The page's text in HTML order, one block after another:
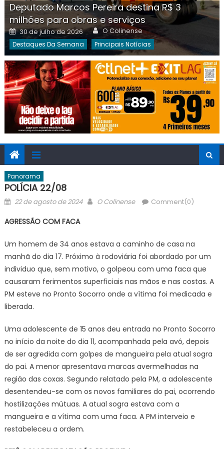
Deputado Marcos Pereira destina R$ 3
milhões para obras e serviços
Posted
on
30 de julho de 2026 Author
O Colinense
Destaques Da Semana Principais Notícias
Panorama
POLÍCIA 22/08
Posted
22 de agosto de 2024 Author
O Colinense Comment(0)
AGRESSÃO COM FACA
Um homem de 34 anos estava a caminho de casa na
manhã do dia 17. Próximo à rodoviária foi abordado por um
individuo que, sem motivo, o golpeou com uma faca que
causaram ferimentos superficiais nas mãos e nas costas. A
PM esteve no Pronto Socorro onde a vítima foi medicada e
liberada.
Uma adolescente de 15 anos deu entrada no Pronto Socorro
no início da noite do dia 11, acompanhada pela avó, depois
de ser agredida com golpes de mangueira pela atual sogra
do pai. A menor apresentava marcas avermelhadas na
região das coxas. Segundo relatado pela PM, a adolescente
desentendeu-se com os novos familiares do pai, ocorrendo
hostilizações mútuas. A atual sogra estava com a
mangueira e a vítima com uma faca. A PM interveio e
restabeleceu a ordem.